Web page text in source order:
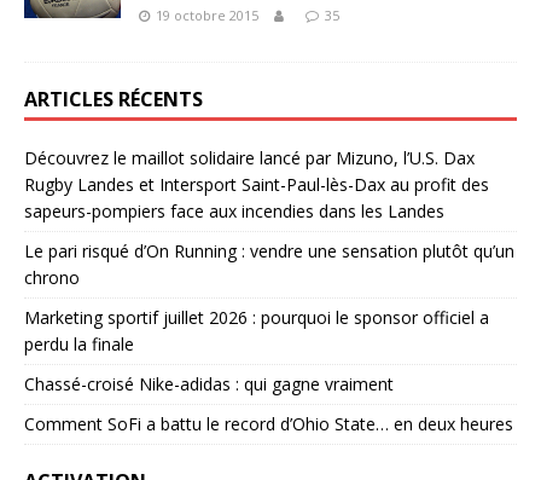
19 octobre 2015 35
ARTICLES RÉCENTS
Découvrez le maillot solidaire lancé par Mizuno, l’U.S. Dax
Rugby Landes et Intersport Saint-Paul-lès-Dax au profit des
sapeurs-pompiers face aux incendies dans les Landes
Le pari risqué d’On Running : vendre une sensation plutôt qu’un
chrono
Marketing sportif juillet 2026 : pourquoi le sponsor officiel a
perdu la finale
Chassé-croisé Nike-adidas : qui gagne vraiment
Comment SoFi a battu le record d’Ohio State… en deux heures